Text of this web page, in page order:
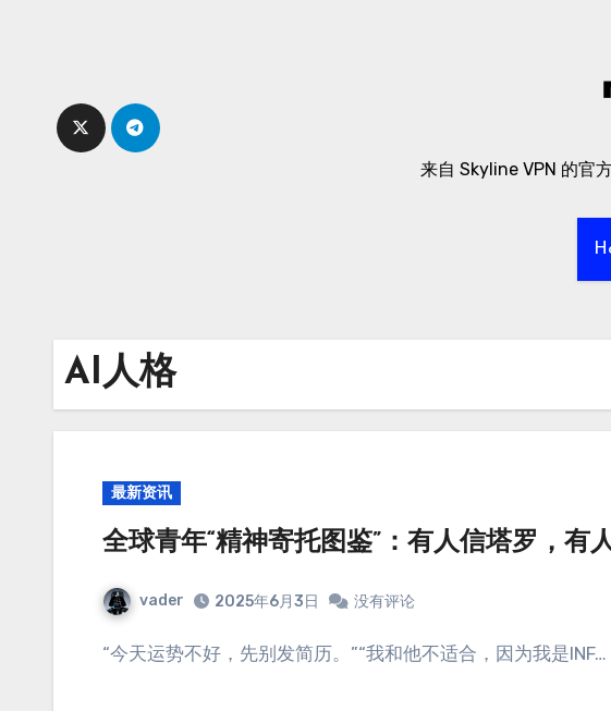
来自 Skyline VPN 的官
AI人格
最新资讯
全球青年“精神寄托图鉴”：有人信塔罗，有
vader 2025年6月3日 没有评论
“今天运势不好，先别发简历。”“我和他不适合，因为我是INF…